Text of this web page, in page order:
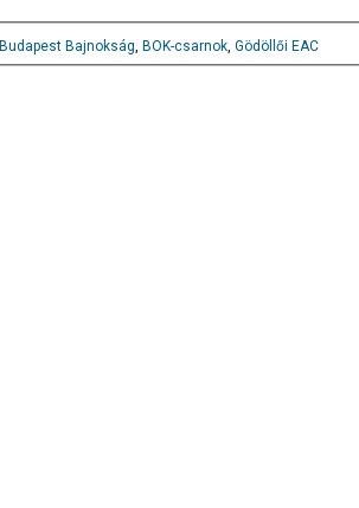
Budapest Bajnokság, BOK-csarnok, Gödöllői EAC